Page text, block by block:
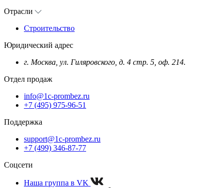
Отрасли
Строительство
Юридический адрес
г. Москва, ул. Гиляровского, д. 4 стр. 5, оф. 214.
Отдел продаж
info@1c-prombez.ru
+7 (495) 975-96-51
Поддержка
support@1c-prombez.ru
+7 (499) 346-87-77
Соцсети
Наша группа в VK